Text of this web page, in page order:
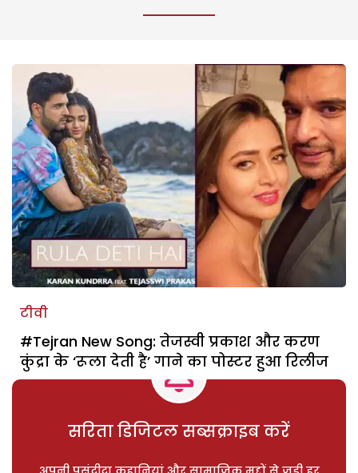
टीवी
#Tejran New Song: तेजस्वी प्रकाश और करण
कुंद्रा के ‘रूला देती है’ गाने का पोस्टर हुआ रिलीज
सरिता डिजिटल सब्सक्राइब करें